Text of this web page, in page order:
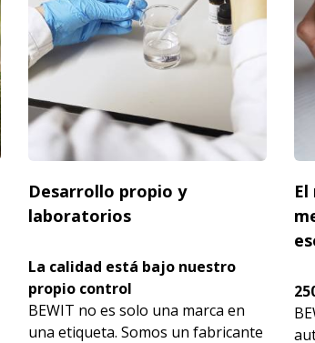
Desarrollo propio y
laboratorios
La calidad está bajo nuestro
propio control
BEWIT no es solo una marca en
una etiqueta. Somos un fabricante